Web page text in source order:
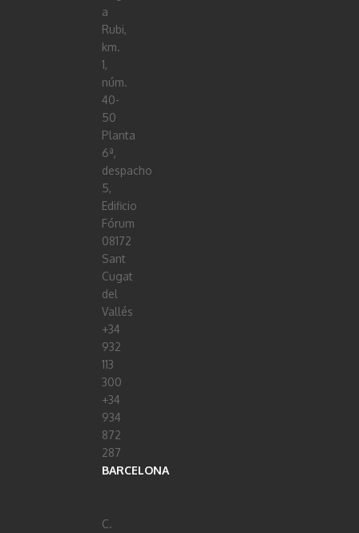
a
Rubi,
km.
1,
núm.
40-
50
Planta
6ª,
despacho
5,
Edificio
Fórum
08172
Sant
Cugat
del
Vallés
+34
932
113
300
+34
934
872
287
BARCELONA
C.